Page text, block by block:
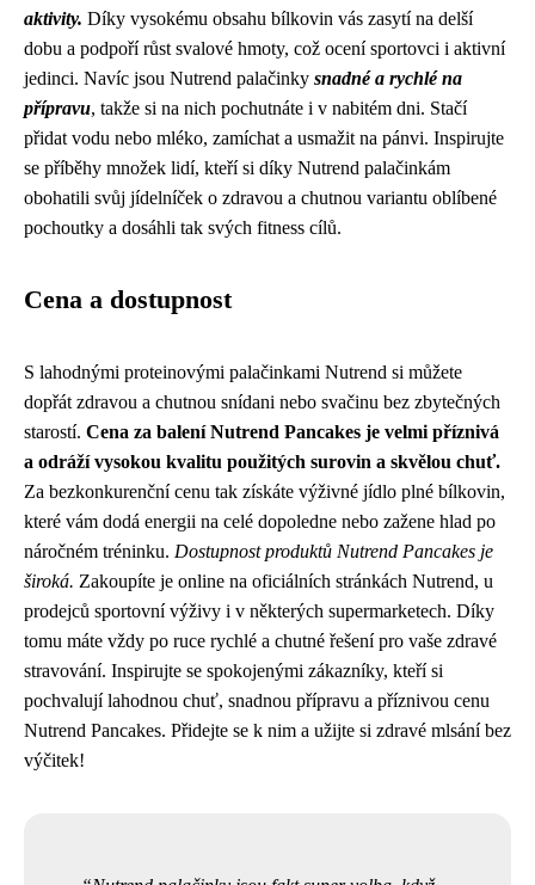
aktivity. Díky vysokému obsahu bílkovin vás zasytí na delší
dobu a podpoří růst svalové hmoty, což ocení sportovci i aktivní
jedinci. Navíc jsou Nutrend palačinky snadné a rychlé na
přípravu, takže si na nich pochutnáte i v nabitém dni. Stačí
přidat vodu nebo mléko, zamíchat a usmažit na pánvi. Inspirujte
se příběhy množek lidí, kteří si díky Nutrend palačinkám
obohatili svůj jídelníček o zdravou a chutnou variantu oblíbené
pochoutky a dosáhli tak svých fitness cílů.
Cena a dostupnost
S lahodnými proteinovými palačinkami Nutrend si můžete
dopřát zdravou a chutnou snídani nebo svačinu bez zbytečných
starostí. Cena za balení Nutrend Pancakes je velmi příznivá
a odráží vysokou kvalitu použitých surovin a skvělou chuť.
Za bezkonkurenční cenu tak získáte výživné jídlo plné bílkovin,
které vám dodá energii na celé dopoledne nebo zažene hlad po
náročném tréninku. Dostupnost produktů Nutrend Pancakes je
široká. Zakoupíte je online na oficiálních stránkách Nutrend, u
prodejců sportovní výživy i v některých supermarketech. Díky
tomu máte vždy po ruce rychlé a chutné řešení pro vaše zdravé
stravování. Inspirujte se spokojenými zákazníky, kteří si
pochvalují lahodnou chuť, snadnou přípravu a příznivou cenu
Nutrend Pancakes. Přidejte se k nim a užijte si zdravé mlsání bez
výčitek!